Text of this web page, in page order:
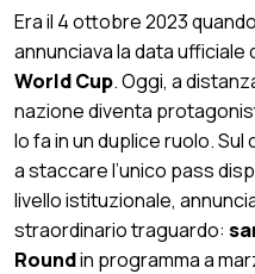
Era il 4 ottobre 2023
annunciava la data ufficiale
World Cup. Oggi, a
nazione diventa
lo fa in un duplice ruolo.
a staccare l’unico pass
livello istituzionale,
straordinario traguardo:
Roundin programma a